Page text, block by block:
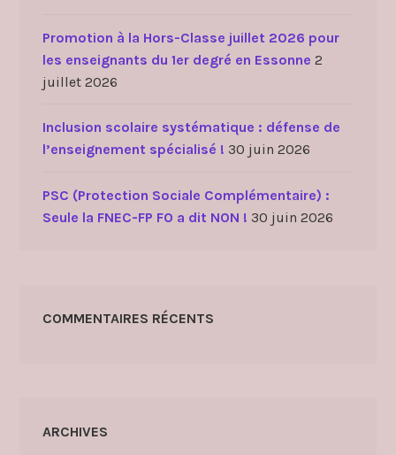
Promotion à la Hors-Classe juillet 2026 pour
les enseignants du 1er degré en Essonne 2
juillet 2026
Inclusion scolaire systématique : défense de
l’enseignement spécialisé ! 30 juin 2026
PSC (Protection Sociale Complémentaire) :
Seule la FNEC-FP FO a dit NON ! 30 juin 2026
COMMENTAIRES RÉCENTS
ARCHIVES